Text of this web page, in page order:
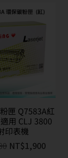
匣 Q7583A紅
用 CLJ 3800
印表機
NT$1,900